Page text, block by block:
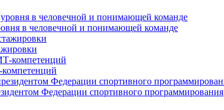
в человечной и понимающей команде
Федерации спортивного программирования